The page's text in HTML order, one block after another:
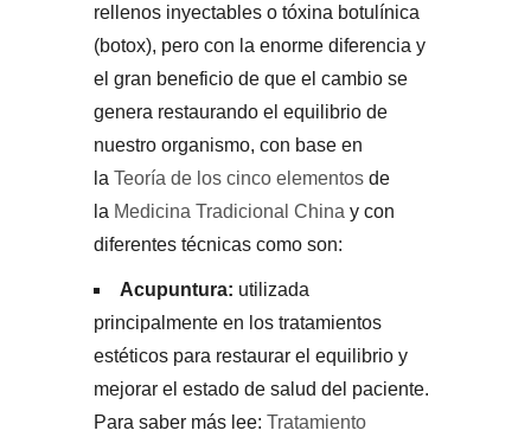
rellenos inyectables o tóxina botulínica
(botox), pero con la enorme diferencia y
el gran beneficio de que el cambio se
genera restaurando el equilibrio de
nuestro organismo, con base en
la Teoría de los cinco elementos de
la Medicina Tradicional China y con
diferentes técnicas como son:
Acupuntura: utilizada
principalmente en los tratamientos
estéticos para restaurar el equilibrio y
mejorar el estado de salud del paciente.
Para saber más lee: Tratamiento